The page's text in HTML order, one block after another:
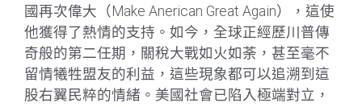
國再次偉大（Make Anerican Great Again），這使
他獲得了熱情的支持。如今，全球正經歷川普傳
奇般的第二任期，關稅大戰如火如荼，甚至毫不
留情犧牲盟友的利益，這些現象都可以追溯到這
股右翼民粹的情緒。美國社會已陷入極端對立，